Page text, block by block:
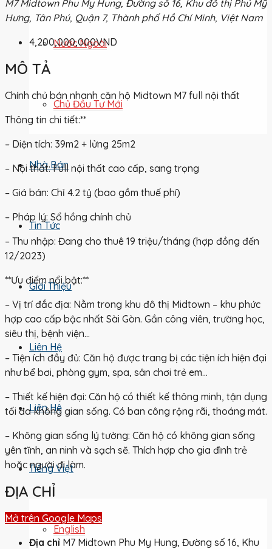
Nước Ngoài
Chủ Đầu Tư Mới
Nhà Bán
Tin Tức
Giới Thiệu
Liên Hệ
Liên Hệ
Tiếng Việt
English
M7 Midtown Phu My Hung, Đường số 16, Khu đô thị Phú Mỹ
Hưng, Tân Phú, Quận 7, Thành phố Hồ Chí Minh, Việt Nam
4,200,000,000VND
MÔ TẢ
Chính chủ bán nhanh căn hộ Midtown M7 full nội thất
Thông tin chi tiết:**
– Diện tích: 39m2 + lửng 25m2
– Nội thất: Full nội thất cao cấp, sang trọng
– Giá bán: Chỉ 4.2 tỷ (bao gồm thuế phí)
– Pháp lý: Sổ hồng chính chủ
– Thu nhập: Đang cho thuê 19 triệu/tháng (hợp đồng đến
12/2023)
**Ưu điểm nổi bật:**
– Vị trí đắc địa: Nằm trong khu đô thị Midtown – khu phức
hợp cao cấp bậc nhất Sài Gòn. Gần công viên, trường học,
siêu thị, bệnh viện…
– Tiện ích đầy đủ: Căn hộ được trang bị các tiện ích hiện đại
như bể bơi, phòng gym, spa, sân chơi trẻ em…
– Thiết kế hiện đại: Căn hộ có thiết kế thông minh, tận dụng
tối đa không gian sống. Có ban công rộng rãi, thoáng mát.
– Không gian sống lý tưởng: Căn hộ có không gian sống
yên tĩnh, an ninh và sạch sẽ. Thích hợp cho gia đình trẻ
hoặc người đi làm.
ĐỊA CHỈ
Mở trên Google Maps
Địa chỉ M7 Midtown Phu My Hung, Đường số 16, Khu